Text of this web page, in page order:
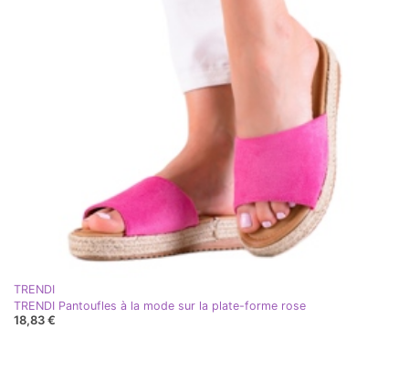
TRENDI
TRENDI Pantoufles à la mode sur la plate-forme rose
18,83 €